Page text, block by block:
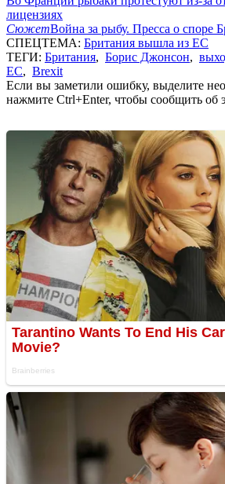
лицензиях
СюжетВойна за рыбу. Пресса о споре
СПЕЦТЕМА: Британия вышла из ЕС
ТЕГИ: Британия, Борис Джонсон,
ЕС, Brexit
Если вы заметили ошибку, выделите
нажмите Ctrl+Enter, чтобы сообщить об